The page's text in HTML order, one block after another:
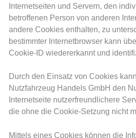
Internetseiten und Servern, den
betroffenen Person von anderen
andere Cookies enthalten, zu
bestimmter Internetbrowser kann
Cookie-ID wiedererkannt und
Durch den Einsatz von Cookies
Nutzfahrzeug Handels GmbH den
Internetseite nutzerfreundlichere
die ohne die Cookie-Setzung nicht
Mittels eines Cookies können die